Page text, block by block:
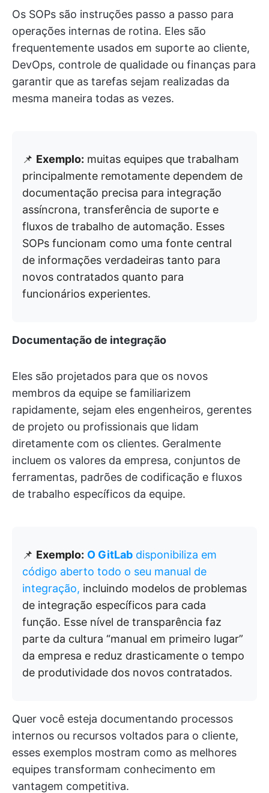
Os SOPs são instruções passo a passo para
operações internas de rotina. Eles são
frequentemente usados em suporte ao cliente,
DevOps, controle de qualidade ou finanças para
garantir que as tarefas sejam realizadas da
mesma maneira todas as vezes.
📌 Exemplo: muitas equipes que trabalham
principalmente remotamente dependem de
documentação precisa para integração
assíncrona, transferência de suporte e
fluxos de trabalho de automação. Esses
SOPs funcionam como uma fonte central
de informações verdadeiras tanto para
novos contratados quanto para
funcionários experientes.
Documentação de integração
Eles são projetados para que os novos
membros da equipe se familiarizem
rapidamente, sejam eles engenheiros, gerentes
de projeto ou profissionais que lidam
diretamente com os clientes. Geralmente
incluem os valores da empresa, conjuntos de
ferramentas, padrões de codificação e fluxos
de trabalho específicos da equipe.
📌 Exemplo: O GitLab disponibiliza em
código aberto todo o seu manual de
integração, incluindo modelos de problemas
de integração específicos para cada
função. Esse nível de transparência faz
parte da cultura “manual em primeiro lugar”
da empresa e reduz drasticamente o tempo
de produtividade dos novos contratados.
Quer você esteja documentando processos
internos ou recursos voltados para o cliente,
esses exemplos mostram como as melhores
equipes transformam conhecimento em
vantagem competitiva.